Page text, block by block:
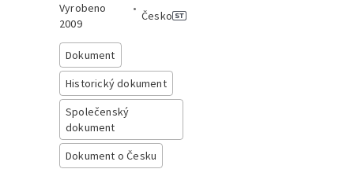
Vyrobeno
2009
•
Česko
Dokument
Historický dokument
Společenský
dokument
Dokument o Česku